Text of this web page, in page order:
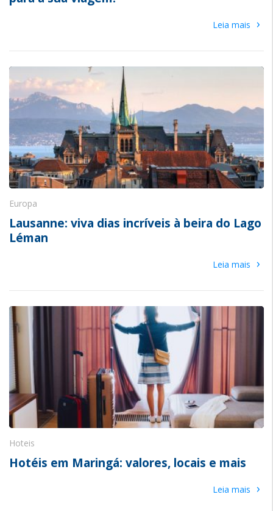
Leia mais ›
Europa
Lausanne: viva dias incríveis à beira do Lago
Léman
Leia mais ›
Hoteis
Hotéis em Maringá: valores, locais e mais
Leia mais ›